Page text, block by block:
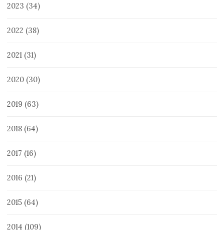
2023 (34)
2022 (38)
2021 (31)
2020 (30)
2019 (63)
2018 (64)
2017 (16)
2016 (21)
2015 (64)
2014 (109)